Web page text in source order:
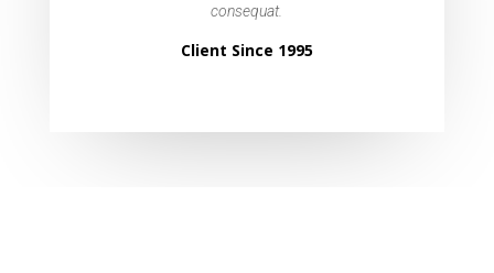
consequat.
Client Since 1995